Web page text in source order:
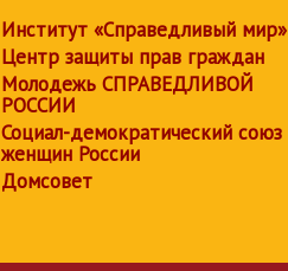
Институт «Справедливый мир»
Центр защиты прав граждан
Молодежь СПРАВЕДЛИВОЙ
РОССИИ
Социал-демократический союз
женщин России
Домсовет